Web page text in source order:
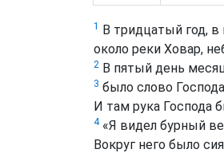
1 В тридцатый год, в
около реки Ховар,
2 В пятый день
3 было слово
И там рука Господа
4«Я видел бурный
Вокруг него было